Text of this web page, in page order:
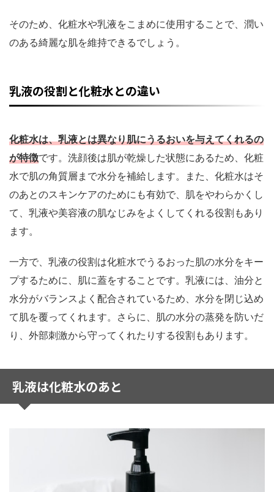
そのため、化粧水や乳液をこまめに使用することで、潤い
のある綺麗な肌を維持できるでしょう。
乳液の役割と化粧水との違い
化粧水は、乳液とは異なり肌にうるおいを与えてくれるの
が特徴です。洗顔後は肌が乾燥した状態にあるため、化粧
水で肌の角質層まで水分を補給します。また、化粧水はそ
のあとのスキンケアのためにも有効で、肌をやわらかくし
て、乳液や美容液の肌なじみをよくしてくれる役割もあり
ます。
一方で、乳液の役割は化粧水でうるおった肌の水分をキー
プするために、肌に蓋をすることです。乳液には、油分と
水分がバランスよく配合されているため、水分を閉じ込め
て肌を覆ってくれます。さらに、肌の水分の蒸発を防いだ
り、外部刺激から守ってくれたりする役割もあります。
乳液は化粧水のあと